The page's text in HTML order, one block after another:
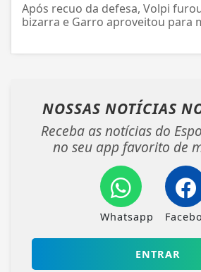
Após recuo da defesa, Volpi
bizarra e Garro aproveitou para
NOSSAS NOTÍCIAS
Receba as notícias do
no seu app favorito de
Whatsapp
ENTRAR